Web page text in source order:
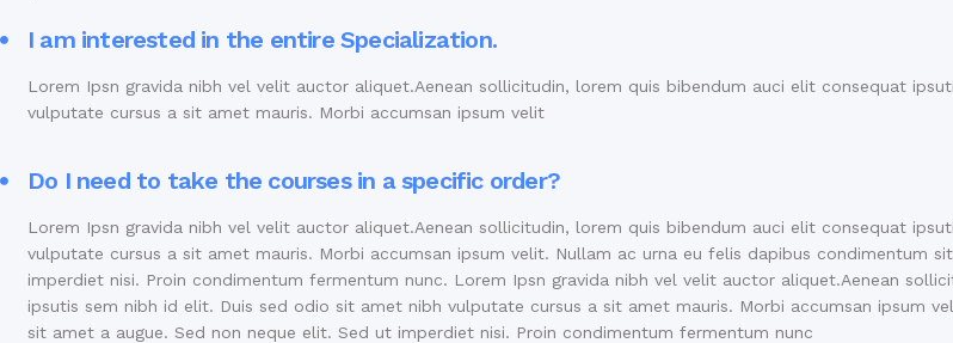
I am interested in the entire Specialization.
Lorem Ipsn gravida nibh vel velit auctor aliquet.Aenean sollicitudin, lorem quis bibendum auci elit consequat
vulputate cursus a sit amet mauris. Morbi accumsan ipsum velit
Do I need to take the courses in a specific order?
Lorem Ipsn gravida nibh vel velit auctor aliquet.Aenean sollicitudin, lorem quis bibendum auci elit consequat
vulputate cursus a sit amet mauris. Morbi accumsan ipsum velit. Nullam ac urna eu felis dapibus condimentum
imperdiet nisi. Proin condimentum fermentum nunc. Lorem Ipsn gravida nibh vel velit auctor aliquet.Aenean
ipsutis sem nibh id elit. Duis sed odio sit amet nibh vulputate cursus a sit amet mauris. Morbi accumsan ipsum
sit amet a augue. Sed non neque elit. Sed ut imperdiet nisi. Proin condimentum fermentum nunc